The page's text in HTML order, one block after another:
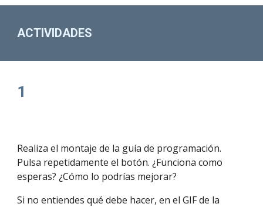
ACTIVIDADES
1
Realiza el montaje de la guía de programación.
Pulsa repetidamente el botón. ¿Funciona como
esperas? ¿Cómo lo podrías mejorar?
Si no entiendes qué debe hacer, en el GIF de la